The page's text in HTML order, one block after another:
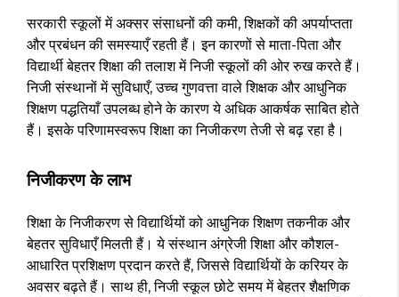
सरकारी स्कूलों में अक्सर संसाधनों की कमी, शिक्षकों की अपर्याप्तता
और प्रबंधन की समस्याएँ रहती हैं। इन कारणों से माता-पिता और
विद्यार्थी बेहतर शिक्षा की तलाश में निजी स्कूलों की ओर रुख करते हैं।
निजी संस्थानों में सुविधाएँ, उच्च गुणवत्ता वाले शिक्षक और आधुनिक
शिक्षण पद्धतियाँ उपलब्ध होने के कारण ये अधिक आकर्षक साबित होते
हैं। इसके परिणामस्वरूप शिक्षा का निजीकरण तेजी से बढ़ रहा है।
निजीकरण के लाभ
शिक्षा के निजीकरण से विद्यार्थियों को आधुनिक शिक्षण तकनीक और
बेहतर सुविधाएँ मिलती हैं। ये संस्थान अंग्रेजी शिक्षा और कौशल-
आधारित प्रशिक्षण प्रदान करते हैं, जिससे विद्यार्थियों के करियर के
अवसर बढ़ते हैं। साथ ही, निजी स्कूल छोटे समय में बेहतर शैक्षणिक